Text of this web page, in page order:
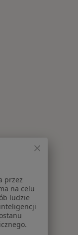
w pobliżu
przez
na celu
ludzie